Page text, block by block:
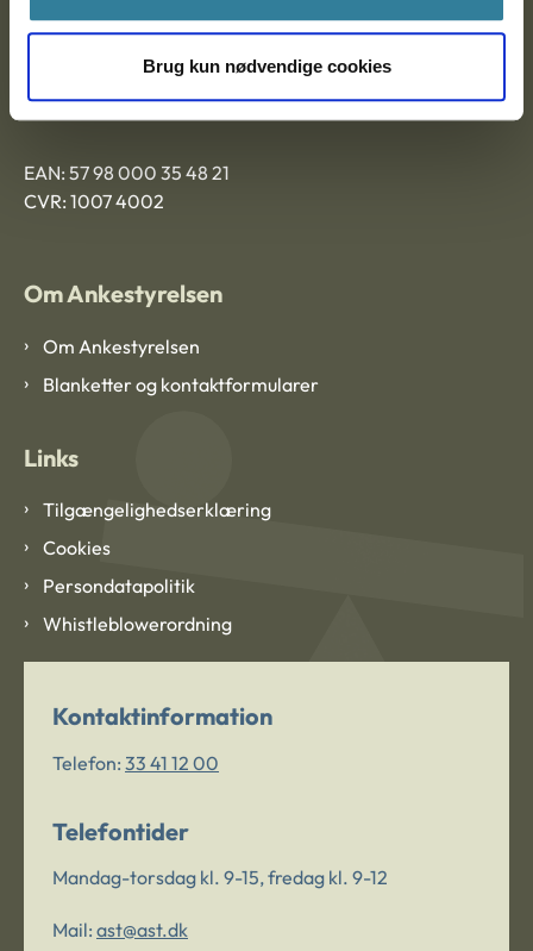
Brug kun nødvendige cookies
Ankestyrelsen København
EAN: 57 98 000 35 48 21
CVR: 1007 4002
Om Ankestyrelsen
Om Ankestyrelsen
Blanketter og kontaktformularer
Links
Tilgængelighedserklæring
Cookies
Persondatapolitik
Whistleblowerordning
Kontaktinformation
Telefon: 33 41 12 00
Telefontider
Mandag-torsdag kl. 9-15, fredag kl. 9-12
Mail: ast@ast.dk